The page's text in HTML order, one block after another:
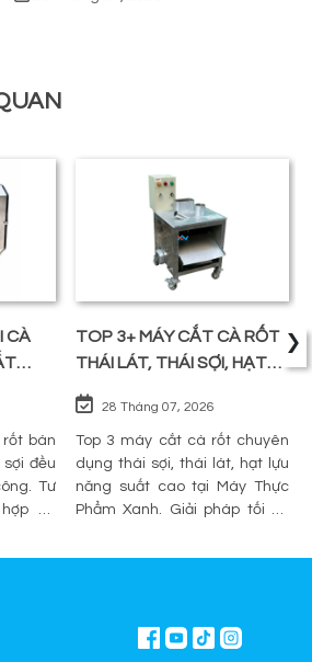
CÀ
rốt bán
đều
Tư
và
TOP 3+ MÁY CẮT CÀ RỐT
THÁI LÁT, THÁI SỢI, HẠT
28 Tháng 07, 2026
Top 3 máy cắt cà rốt chuyên
dụng thái sợi, thái lát, hạt lựu
năng suất cao tại Máy Thực
Phẩm Xanh. Giải pháp tối ưu
nghiệp.
›